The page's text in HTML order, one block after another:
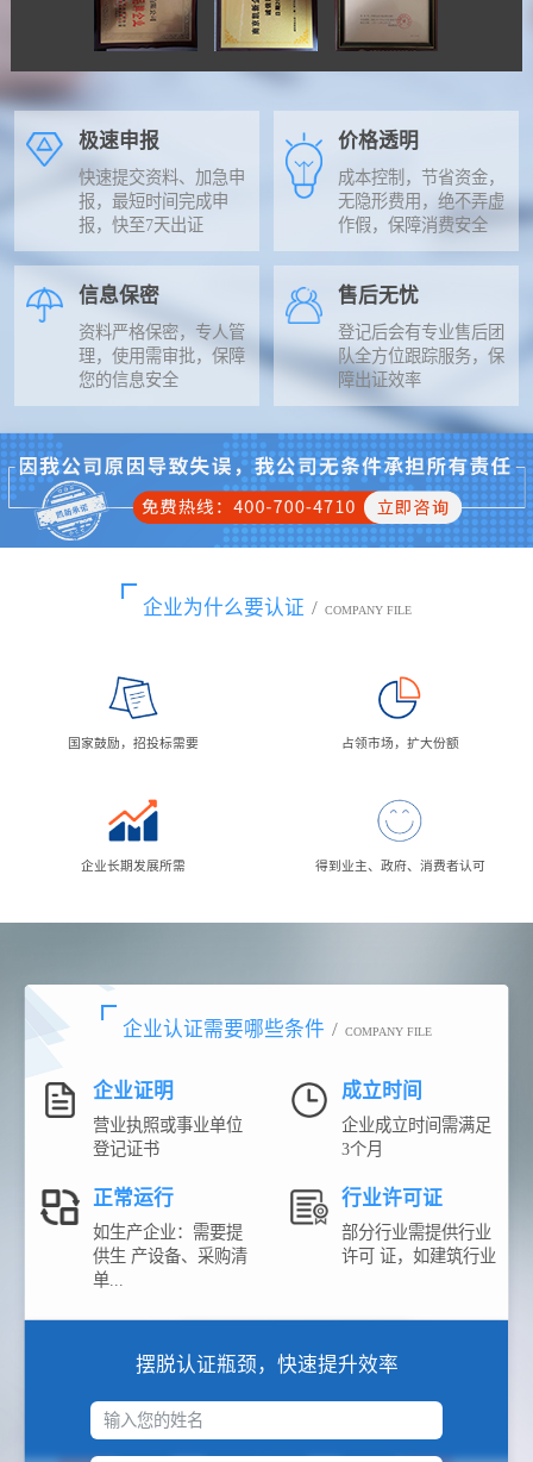
极速申报
快速提交资料、加急申
报，最短时间完成申
报，快至7天出证
价格透明
成本控制，节省资金，
无隐形费用，绝不弄虚
作假，保障消费安全
信息保密
资料严格保密，专人管
理，使用需审批，保障
您的信息安全
售后无忧
登记后会有专业售后团
队全方位跟踪服务，保
障出证效率
企业为什么要认证 / COMPANY FILE
国家鼓励，招投标需要 占领市场，扩大份额
企业长期发展所需 得到业主、政府、消费者认可
企业认证需要哪些条件 / COMPANY FILE
企业证明
营业执照或事业单位
登记证书
成立时间
企业成立时间需满足
3个月
正常运行
如生产企业：需要提
供生 产设备、采购清
单...
行业许可证
部分行业需提供行业
许可 证，如建筑行业
摆脱认证瓶颈，快速提升效率
输入您的姓名